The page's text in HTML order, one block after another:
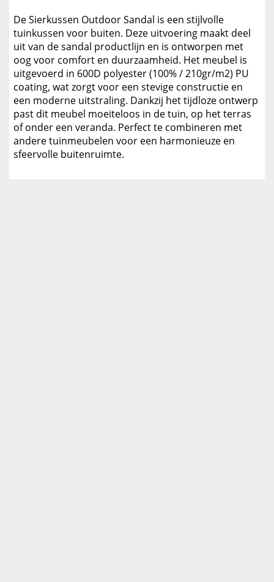
De Sierkussen Outdoor Sandal is een stijlvolle
tuinkussen voor buiten. Deze uitvoering maakt deel
uit van de sandal productlijn en is ontworpen met
oog voor comfort en duurzaamheid. Het meubel is
uitgevoerd in 600D polyester (100% / 210gr/m2) PU
coating, wat zorgt voor een stevige constructie en
een moderne uitstraling. Dankzij het tijdloze ontwerp
past dit meubel moeiteloos in de tuin, op het terras
of onder een veranda. Perfect te combineren met
andere tuinmeubelen voor een harmonieuze en
sfeervolle buitenruimte.